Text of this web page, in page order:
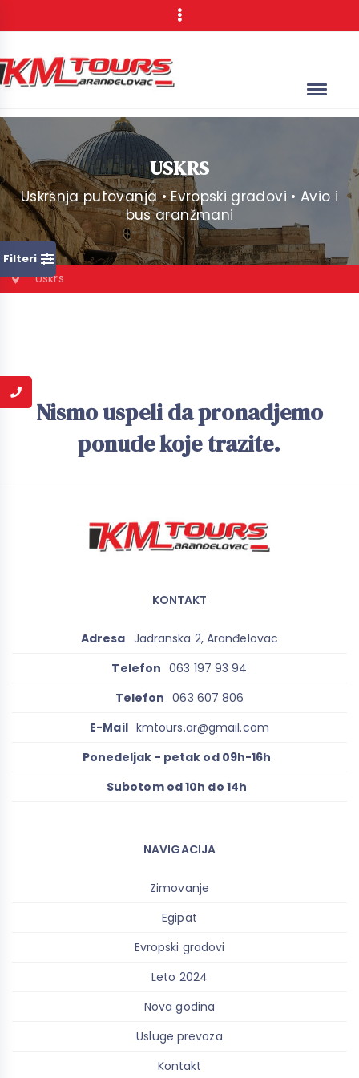
USKRS
Uskršnja putovanja • Evropski gradovi • Avio i
bus aranžmani
Uskrs
Filteri
Nismo uspeli da pronadjemo
ponude koje trazite.
KONTAKT
Adresa Jadranska 2, Aranđelovac
Telefon 063 197 93 94
Telefon 063 607 806
E-Mail kmtours.ar@gmail.com
Ponedeljak - petak od 09h-16h
Subotom od 10h do 14h
NAVIGACIJA
Zimovanje
Egipat
Evropski gradovi
Leto 2024
Nova godina
Usluge prevoza
Kontakt